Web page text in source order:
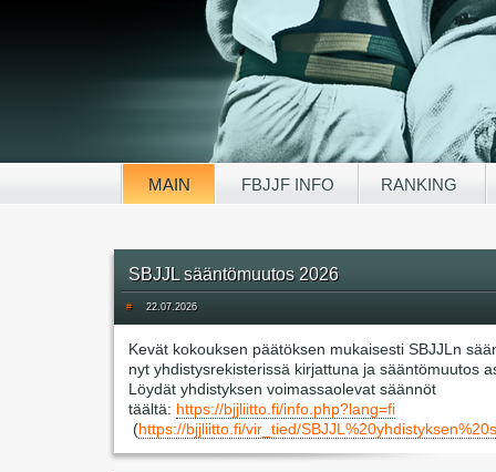
MAIN FBJJF INFO RANKING
SBJJL sääntömuutos 2026
# 22.07.2026
Kevät kokouksen päätöksen mukaisesti SBJJLn
nyt yhdistysrekisterissä kirjattuna ja sääntömuutos
Löydät yhdistyksen voimassaolevat säännöt
täältä: https://bjjliitto.fi/info.php?lang=fi
(https://bjjliitto.fi/vir_tied/